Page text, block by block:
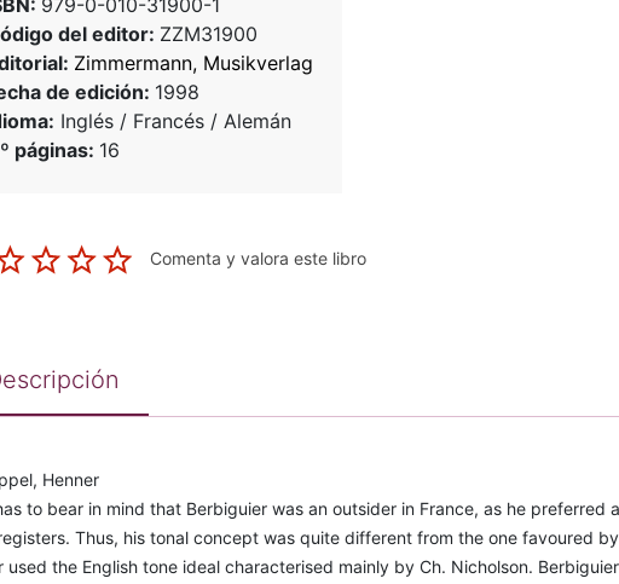
979-0-010-31900-1
del editor: ZZM31900
Zimmermann, Musikverlag
de edición: 1998
Inglés / Francés / Alemán
páginas: 16
Comenta y valora este libro
Henner
to bear in mind that Berbiguier was an outsider in France, as he preferred
Thus, his tonal concept was quite different from the one favoured
used the English tone ideal characterised mainly by Ch. Nicholson.